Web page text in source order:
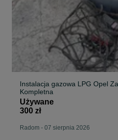
Instalacja gazowa LPG Opel
Kompletna
Używane
300 zł
Radom - 07 sierpnia 2026